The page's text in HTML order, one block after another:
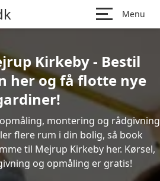
Menu
Kirkeby - Bestil
her og få flotte nye
montering og rådgivning
flere rum i din bolig, så book
til Mejrup Kirkeby her. Kørsel,
og opmåling er gratis!